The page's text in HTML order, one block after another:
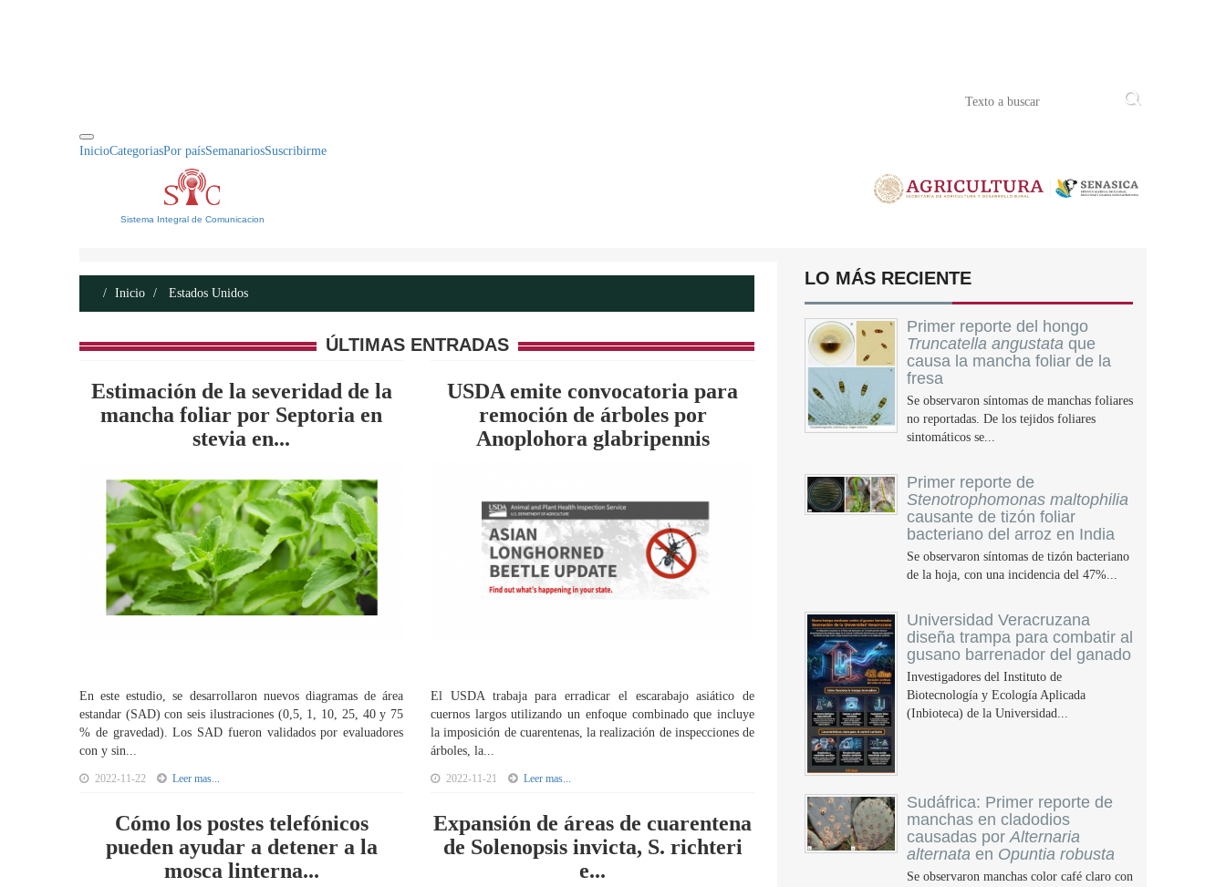
InicioCategoriasPor paísSemanariosSuscribirme
Sistema Integral de Comunicacion
Inicio Estados Unidos
ÚLTIMAS ENTRADAS
Estimación de la severidad de la
mancha foliar por Septoria en
stevia en...
En este estudio, se desarrollaron nuevos diagramas de área
estandar (SAD) con seis ilustraciones (0,5, 1, 10, 25, 40 y 75
% de gravedad). Los SAD fueron validados por evaluadores
con y sin...
2022-11-22 Leer mas...
USDA emite convocatoria para
remoción de árboles por
Anoplohora glabripennis
El USDA trabaja para erradicar el escarabajo asiático de
cuernos largos utilizando un enfoque combinado que incluye
la imposición de cuarentenas, la realización de inspecciones de
árboles, la...
2022-11-21 Leer mas...
Cómo los postes telefónicos
pueden ayudar a detener a la
mosca linterna...
Expansión de áreas de cuarentena
de Solenopsis invicta, S. richteri
e...
LO MÁS RECIENTE
Primer reporte del hongo
Truncatella angustata que
causa la mancha foliar de la
fresa
Se observaron síntomas de manchas foliares
no reportadas. De los tejidos foliares
sintomáticos se...
Primer reporte de
Stenotrophomonas maltophilia
causante de tizón foliar
bacteriano del arroz en India
Se observaron síntomas de tizón bacteriano
de la hoja, con una incidencia del 47%...
Universidad Veracruzana
diseña trampa para combatir al
gusano barrenador del ganado
Investigadores del Instituto de
Biotecnología y Ecología Aplicada
(Inbioteca) de la Universidad...
Sudáfrica: Primer reporte de
manchas en cladodios
causadas porAlternaria
alternata en Opuntia robusta
Se observaron manchas color café claro con